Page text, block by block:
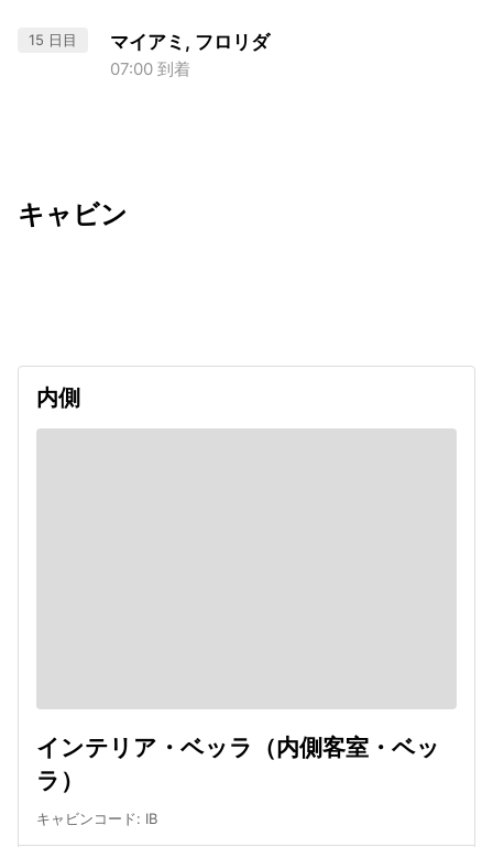
15 日目 マイアミ, フロリダ
07:00 到着
キャビン
内側
インテリア・ベッラ（内側客室・ベッ
ラ）
キャビンコード: IB